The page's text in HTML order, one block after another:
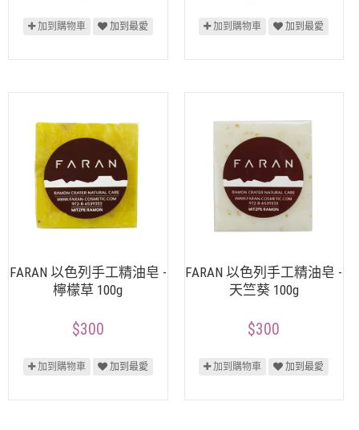
加到購物車 加到最愛 加到購物車 加到最愛
FARAN 以色列手工精油皂 -
檸檬草 100g
$300
加到購物車 加到最愛
FARAN 以色列手工精油皂 -
天竺葵 100g
$300
加到購物車 加到最愛